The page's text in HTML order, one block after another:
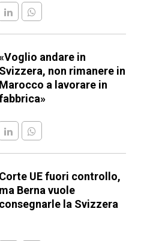
andare in
Svizzera, non rimanere in
Marocco a lavorare in
Corte UE fuori controllo,
ma Berna vuole
consegnarle la Svizzera